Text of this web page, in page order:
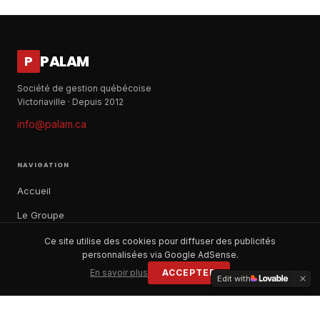
P PALAM
Société de gestion québécoise
Victoriaville · Depuis 2012
info@palam.ca
NAVIGATION
Accueil
Le Groupe
Notre histoire
Ce site utilise des cookies pour diffuser des publicités
personnalisées via Google AdSense.
En savoir plus
ACCEPTER
Edit with